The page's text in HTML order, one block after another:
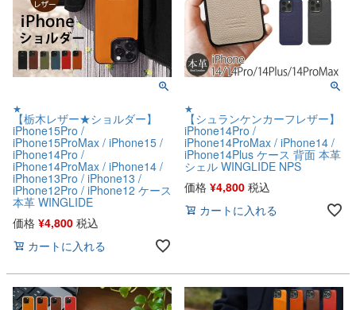
★
【栃木レザー★ショルダー】
iPhone15Pro /
iPhone15ProMax / iPhone15 /
iPhone14Pro /
iPhone14ProMax / iPhone14 /
iPhone13Pro / iPhone13 /
iPhone12Pro / iPhone12 ケース
本革 WINGLIDE
価格 ¥4,800 税込
カートに入れる
★
【シュランケンカーフレザー】
iPhone14Pro /
iPhone14ProMax / iPhone14 /
iPhone14Plus ケース 背面 本革
シェル WINGLIDE NPS
価格 ¥4,800 税込
カートに入れる